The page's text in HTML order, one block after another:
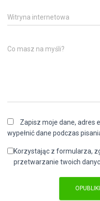
Witryna internetowa
Co masz na myśli?
Zapisz moje dane, adres
wypełnić dane podczas
Korzystając z formularza,
przetwarzanie twoich